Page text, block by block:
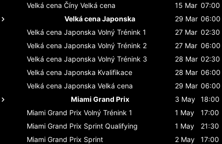
Velká cena Číny Velká cena 15 Mar 07:00
Velká cena Japonska
29 Mar 06:00
Velká cena Japonska Volný Trénink 1 27 Mar 02:30
Velká cena Japonska Volný Trénink 2 27 Mar 06:00
Velká cena Japonska Volný Trénink 3 28 Mar 02:30
Velká cena Japonska Kvalifikace 28 Mar 06:00
Velká cena Japonska Velká cena 29 Mar 06:00
Miami Grand Prix
3 May
18:00
Miami Grand Prix Volný Trénink 1 1 May
17:00
Miami Grand Prix Sprint Qualifying 1 May
21:30
Miami Grand Prix Sprint 2 May
17:00